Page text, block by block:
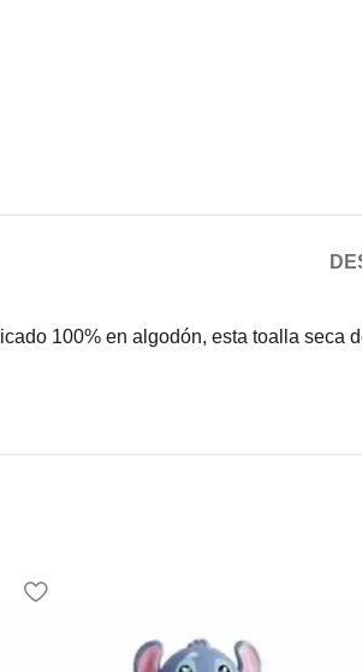
100% en algodón, esta toalla